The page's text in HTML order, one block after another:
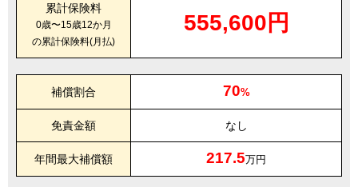
累計保険料
0歳〜15歳12か月
の累計保険料(月払)
555,600円
補償割合 70%
免責金額 なし
年間最大補償額 217.5万円